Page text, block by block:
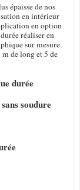
épaisse de nos
en intérieur
en option
réaliser en
sur mesure.
de long et 5 de
durée
soudure